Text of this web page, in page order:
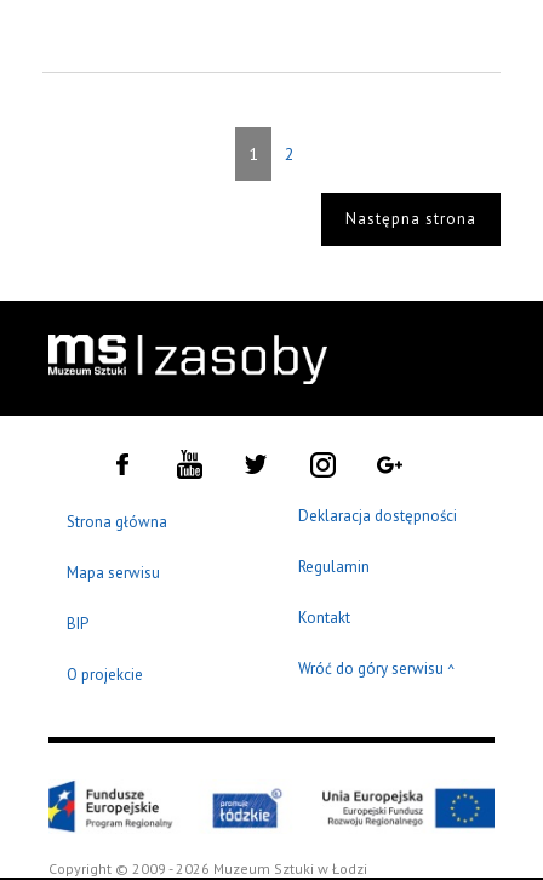
1 2
Następna strona
Strona główna
Mapa serwisu
BIP
O projekcie
Deklaracja dostępności
Regulamin
Kontakt
Wróć do góry serwisu ^
Copyright © 2009 - 2026 Muzeum Sztuki w Łodzi